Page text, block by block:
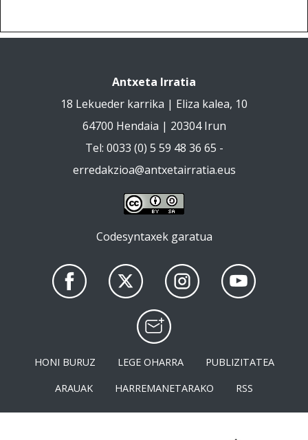
Antxeta Irratia
18 Lekueder karrika | Eliza kalea, 10
64700 Hendaia | 20304 Irun
Tel: 0033 (0) 5 59 48 36 65 -
erredakzioa@antxetairratia.eus
Codesyntaxek garatua
HONI BURUZ LEGE OHARRA
PUBLIZITATEA
ARAUAK
HARREMANETARAKO RSS